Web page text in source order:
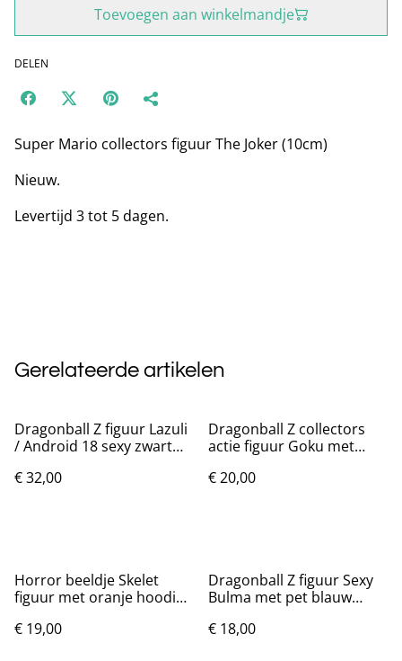
Toevoegen aan winkelmandje
DELEN
Super Mario collectors figuur The Joker (10cm)
Nieuw.
Levertijd 3 tot 5 dagen.
Gerelateerde artikelen
Dragonball Z figuur Lazuli
/ Android 18 sexy zwart
€ 32,00
Dragonball Z collectors
actie figuur Goku met
€ 20,00
Horror beeldje Skelet
figuur met oranje hoodie
€ 19,00
Dragonball Z figuur Sexy
Bulma met pet blauw
€ 18,00